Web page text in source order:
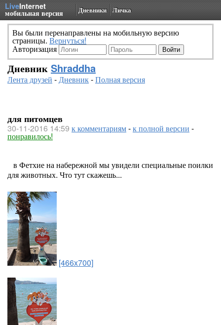
LiveInternet
мобильная версия Дневники Личка
Вы были перенаправлены на мобильную версию
страницы. Вернуться!
Авторизация
Дневник Shraddha
Лента друзей -Дневник-Полная версия
для питомцев
30-11-2016 14:59 к комментариям-к полной версии -
понравилось!
в Фетхие на набережной мы увидели специальные поилки
для животных. Что тут скажешь...
[466x700]